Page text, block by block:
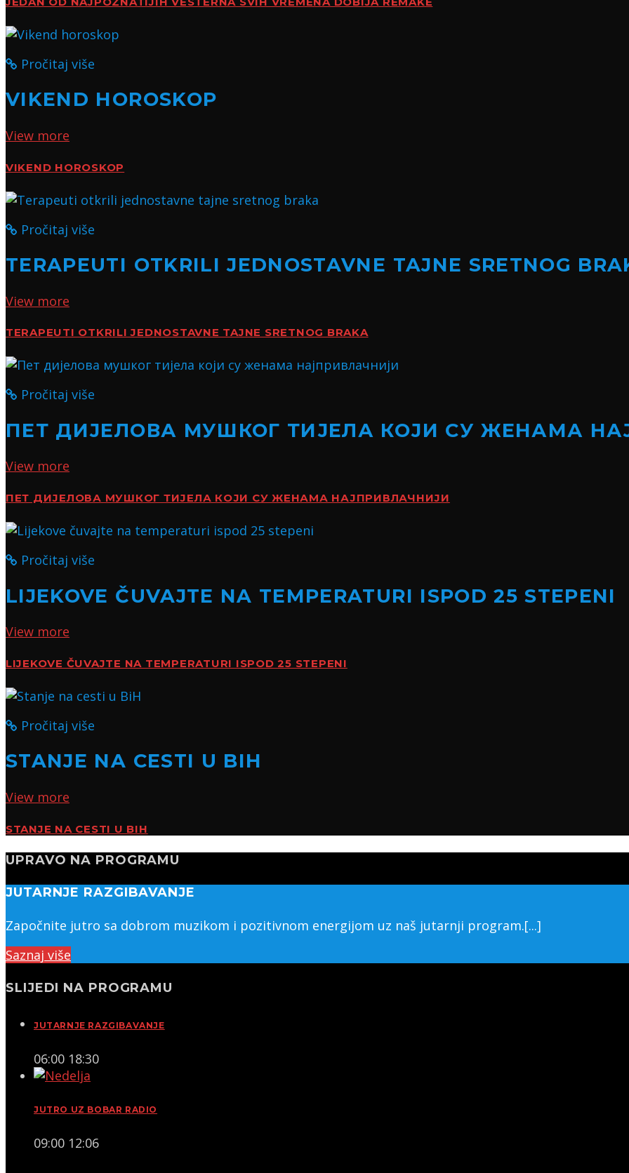
Pročitaj više
VIKEND HOROSKOP
View more
VIKEND HOROSKOP
Pročitaj više
TERAPEUTI OTKRILI JEDNOSTAVNE TAJNE SRETNOG
View more
TERAPEUTI OTKRILI JEDNOSTAVNE TAJNE SRETNOG BRAKA
Pročitaj više
ПЕТ ДИЈЕЛОВА МУШКОГ ТИЈЕЛА КОЈИ СУ ЖЕНАМА
View more
ПЕТ ДИЈЕЛОВА МУШКОГ ТИЈЕЛА КОЈИ СУ ЖЕНАМА НАЈПРИВЛАЧНИЈИ
Pročitaj više
LIJEKOVE ČUVAJTE NA TEMPERATURI ISPOD 25 STEPENI
View more
LIJEKOVE ČUVAJTE NA TEMPERATURI ISPOD 25 STEPENI
Pročitaj više
STANJE NA CESTI U BIH
View more
STANJE NA CESTI U BIH
UPRAVO NA PROGRAMU
JUTARNJE RAZGIBAVANJE
Započnite jutro sa dobrom muzikom i pozitivnom energijom uz naš jutarnji program.[...]
Saznaj više
SLIJEDI NA PROGRAMU
JUTARNJE RAZGIBAVANJE
06:00 18:30
JUTRO UZ BOBAR RADIO
09:00 12:06